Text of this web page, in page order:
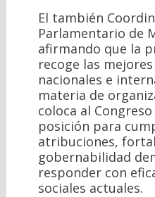
El también
Parlamentario de
afirmando que la
recoge las
nacionales e
materia de
coloca al
posición para
atribuciones,
gobernabilidad
responder con
sociales actuales.